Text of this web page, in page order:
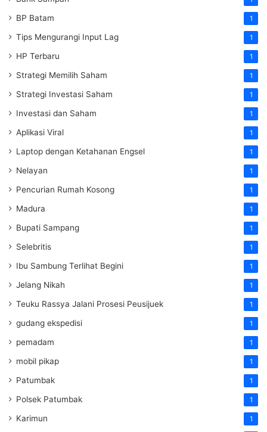
BP Batam 1
Tips Mengurangi Input Lag 1
HP Terbaru 1
Strategi Memilih Saham 1
Strategi Investasi Saham 1
Investasi dan Saham 1
Aplikasi Viral 1
Laptop dengan Ketahanan Engsel 1
Nelayan 1
Pencurian Rumah Kosong 1
Madura 1
Bupati Sampang 1
Selebritis 1
Ibu Sambung Terlihat Begini 1
Jelang Nikah 1
Teuku Rassya Jalani Prosesi Peusijuek 1
gudang ekspedisi 1
pemadam 1
mobil pikap 1
Patumbak 1
Polsek Patumbak 1
Karimun 1